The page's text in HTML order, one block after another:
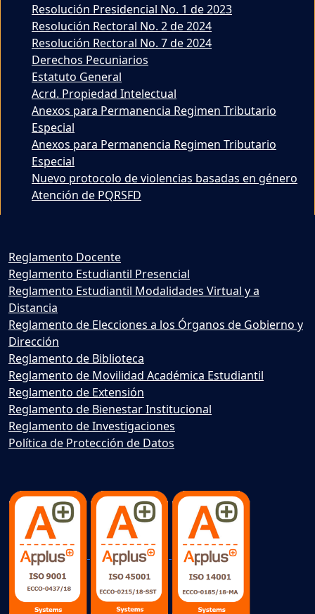
Resolución Presidencial No. 1 de 2023
Resolución Rectoral No. 2 de 2024
Resolución Rectoral No. 7 de 2024
Derechos Pecuniarios
Estatuto General
Acrd. Propiedad Intelectual
Anexos para Permanencia Regimen Tributario
Especial
Anexos para Permanencia Regimen Tributario
Especial
Nuevo protocolo de violencias basadas en género
Atención de PQRSFD
Reglamento Docente
Reglamento Estudiantil Presencial
Reglamento Estudiantil Modalidades Virtual y a
Distancia
Reglamento de Elecciones a los Órganos de Gobierno y
Dirección
Reglamento de Biblioteca
Reglamento de Movilidad Académica Estudiantil
Reglamento de Extensión
Reglamento de Bienestar Institucional
Reglamento de Investigaciones
Política de Protección de Datos